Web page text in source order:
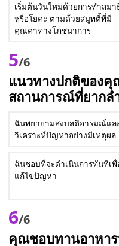
เริ่มต้นวันใหม่ด้วยการทำสมา
หรือโยคะ ตามด้วยสมูทตี้ที่มี
คุณค่าทางโภชนาการ
5/6
แนวทางปกติของ
สถานการณ์ที่ยากล
ฉันพยายามสงบสติอารมณ์แล
วิเคราะห์ปัญหาอย่างมีเหตุผล
ฉันชอบที่จะดำเนินการทันทีเพื่
แก้ไขปัญหา
6/6
คุณชอบทานอาหา